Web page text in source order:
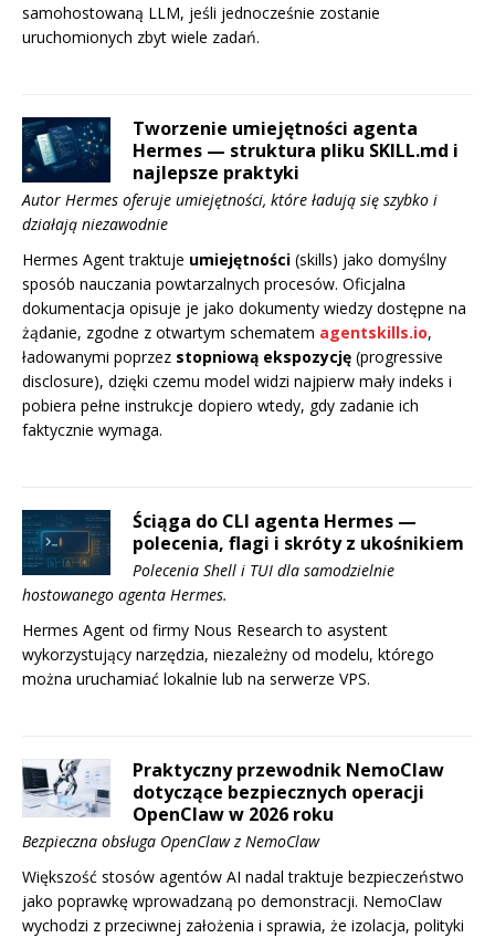
samohostowaną LLM, jeśli jednocześnie zostanie
uruchomionych zbyt wiele zadań.
Tworzenie umiejętności agenta
Hermes — struktura pliku SKILL.md i
najlepsze praktyki
Autor Hermes oferuje umiejętności, które ładują się szybko i
działają niezawodnie
Hermes Agent traktuje umiejętności (skills) jako domyślny
sposób nauczania powtarzalnych procesów. Oficjalna
dokumentacja opisuje je jako dokumenty wiedzy dostępne na
żądanie, zgodne z otwartym schematem agentskills.io,
ładowanymi poprzez stopniową ekspozycję (progressive
disclosure), dzięki czemu model widzi najpierw mały indeks i
pobiera pełne instrukcje dopiero wtedy, gdy zadanie ich
faktycznie wymaga.
Ściąga do CLI agenta Hermes —
polecenia, flagi i skróty z ukośnikiem
Polecenia Shell i TUI dla samodzielnie
hostowanego agenta Hermes.
Hermes Agent od firmy Nous Research to asystent
wykorzystujący narzędzia, niezależny od modelu, którego
można uruchamiać lokalnie lub na serwerze VPS.
Praktyczny przewodnik NemoClaw
dotyczące bezpiecznych operacji
OpenClaw w 2026 roku
Bezpieczna obsługa OpenClaw z NemoClaw
Większość stosów agentów AI nadal traktuje bezpieczeństwo
jako poprawkę wprowadzaną po demonstracji. NemoClaw
wychodzi z przeciwnej założenia i sprawia, że izolacja, polityki